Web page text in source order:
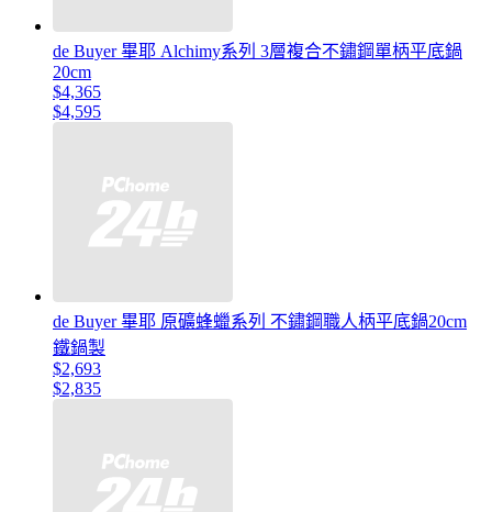
de Buyer 畢耶 Alchimy系列 3層複合不鏽鋼單柄平底鍋
20cm
$4,365
$4,595
de Buyer 畢耶 原礦蜂蠟系列 不鏽鋼職人柄平底鍋20cm
鐵鍋製
$2,693
$2,835